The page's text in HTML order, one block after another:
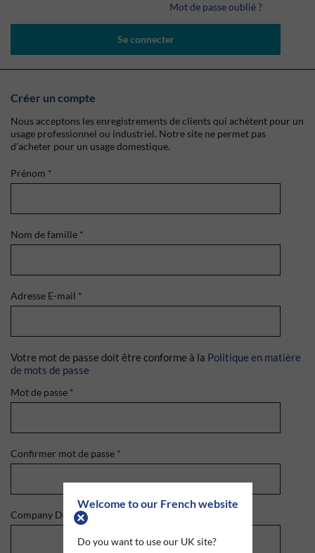
Welcome to our French website
Do you want to use our UK site?
Mot de passe oublié ?
Se connecter
Créer un compte
Nous acceptons les enregistrements de clients qui achètent pour un
usage professionnel ou industriel. Notre site ne permet pas
d'acheter pour un usage domestique.
Prénom *
Nom de famille *
Adresse E-mail *
Votre mot de passe doit être conforme à la Politique en matière
de mots de passe
Mot de passe *
Confirmer mot de passe *
Company Domain